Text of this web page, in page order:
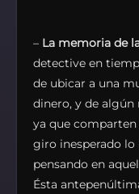
– La memoria de
detective en
de ubicar a una
dinero, y de
ya que
giro inesperado lo
pensando en
Ésta